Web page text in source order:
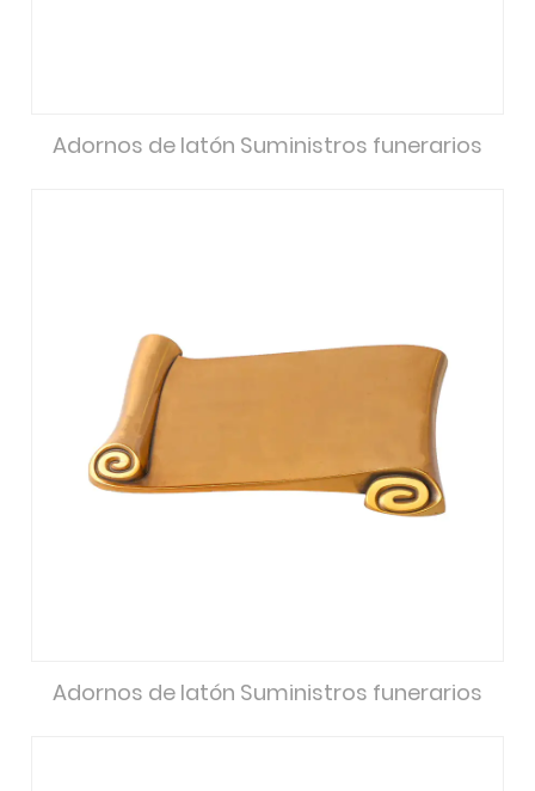
Adornos de latón Suministros funerarios
Adornos de latón Suministros funerarios